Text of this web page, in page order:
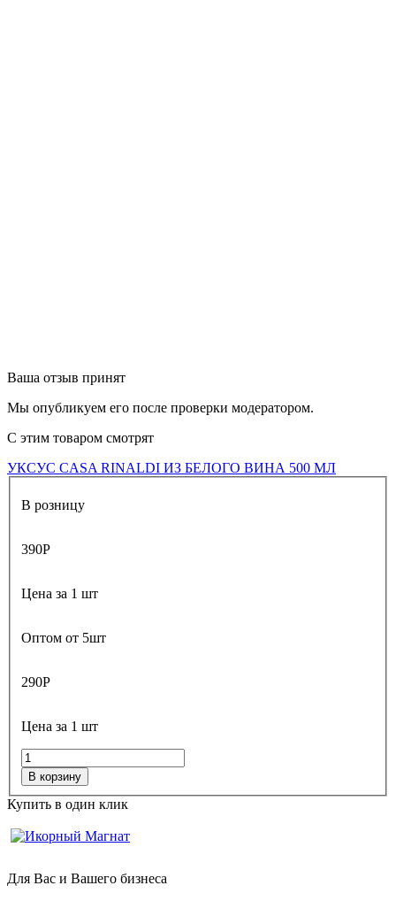
Ваша отзыв принят
Мы опубликуем его после проверки модератором.
С этим товаром смотрят
УКСУС CASA RINALDI ИЗ БЕЛОГО ВИНА 500 МЛ
В розницу
390Р
Цена за 1 шт
Оптом от 5шт
290Р
Цена за 1 шт
В корзину
Купить в один клик
Для Вас и Вашего бизнеса